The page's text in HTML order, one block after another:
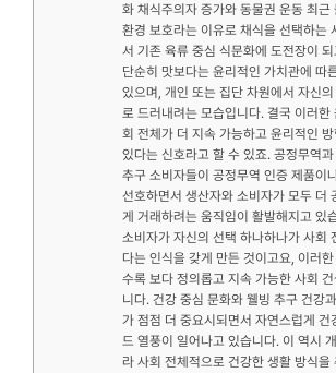
화 채식주의자 증가와 동물권 운동 최근
환경 보호라는 이유로 채식을 선택하는
서 기존 육류 중심 식문화에 도전장이
단순히 맛보다는 윤리적인 가치관에 따
있으며, 개인 또는 집단 차원에서 자신
로 드러내려는 모습입니다. 결국 이러한
회 전체가 더 지속 가능하고 윤리적인
있다는 신호라고 할 수 있죠. 공정무역
추구 소비자들이 공정무역 인증 제품이
선호하면서 생산자와 소비자가 모두 더
게 거래하려는 움직임이 활발해지고 있
소비자가 자신의 선택 하나하나가 사회
다는 인식을 갖게 만든 것이고요, 이러
수록 보다 정의롭고 지속 가능한 사회
니다. 건강 중심 문화와 웰빙 추구 건강
가 점점 더 중요시되면서 자연스럽게 건
드 열풍이 일어나고 있습니다. 이 역시
라 사회 전체적으로 건강한 생활 방식을